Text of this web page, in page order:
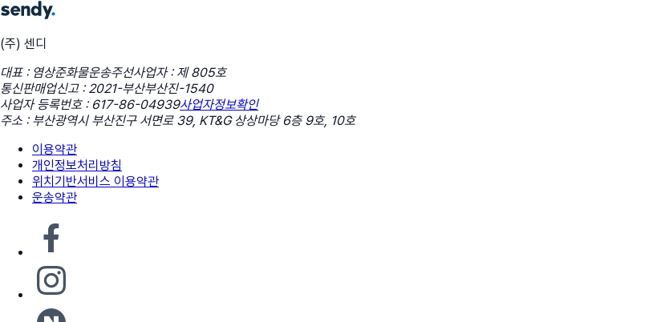
(주) 센디
대표 : 염상준화물운송주선사업자 : 제 805호
통신판매업신고 : 2021-부산부산진-1540
사업자 등록번호 : 617-86-04939사업자정보확인
주소 : 부산광역시 부산진구 서면로 39, KT&G 상상마당 6층 9호, 10호
이용약관
개인정보처리방침
위치기반서비스 이용약관
운송약관